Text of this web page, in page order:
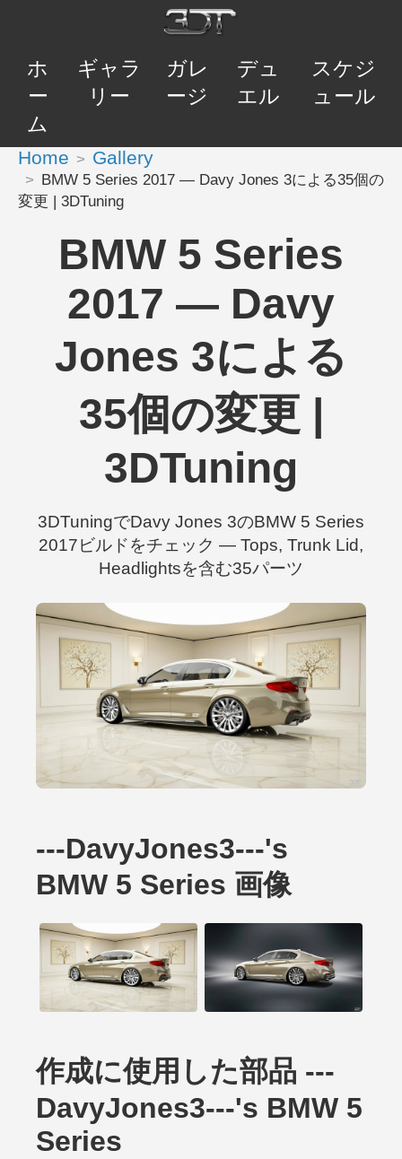
ホ
ー
ム
ギャラ
リー
ガレ
ージ
デュ
エル
スケジ
ュール
Home Gallery
BMW 5 Series 2017 — Davy Jones 3による35個の
変更 | 3DTuning
BMW 5 Series
2017 — Davy
Jones 3による
35個の変更 |
3DTuning
3DTuningでDavy Jones 3のBMW 5 Series
2017ビルドをチェック — Tops, Trunk Lid,
Headlightsを含む35パーツ
---DavyJones3---'s
BMW 5 Series 画像
作成に使用した部品 ---
DavyJones3---'s BMW 5
Series